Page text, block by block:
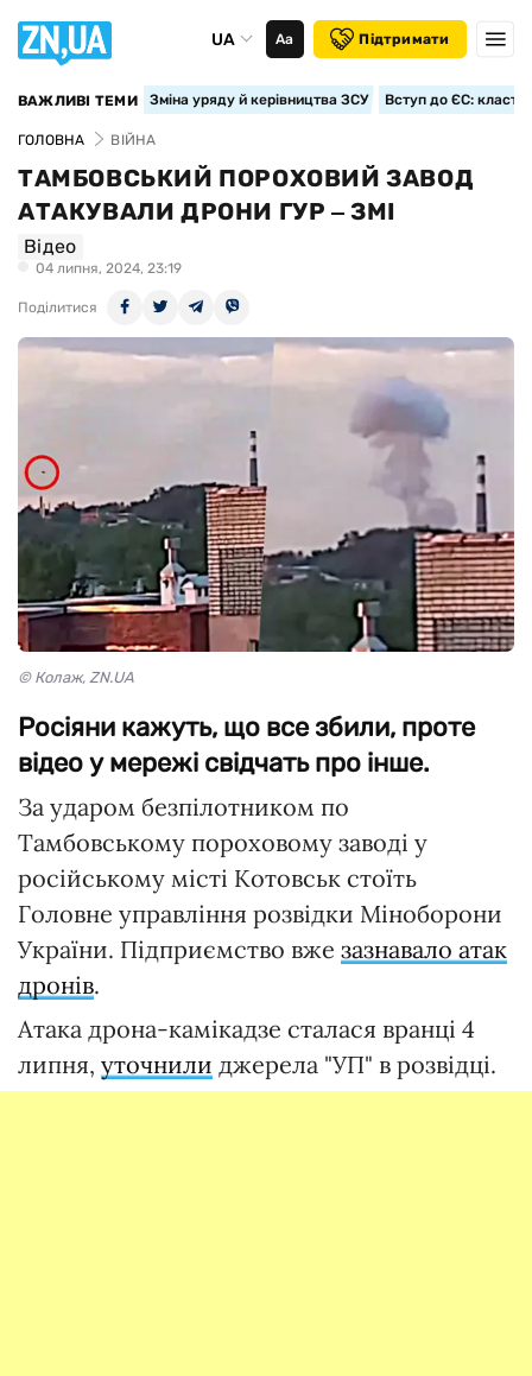
UA Аа Підтримати
ВАЖЛИВІ ТЕМИ Зміна уряду й керівництва ЗСУ Вступ до ЄС:
ГОЛОВНА ВІЙНА
ТАМБОВСЬКИЙ ПОРОХОВИЙ ЗАВОД
АТАКУВАЛИ ДРОНИ ГУР ‒ ЗМІ
Відео
04 липня, 2024, 23:19
Поділитися
© Колаж, ZN.UA
Росіяни кажуть, що все збили, проте
відео у мережі свідчать про інше.
За ударом безпілотником по
Тамбовському пороховому заводі у
російському місті Котовськ стоїть
Головне управління розвідки Міноборони
України. Підприємство вже зазнавало атак
дронів.
Атака дрона-камікадзе сталася вранці 4
липня, уточнили джерела "УП" в розвідці.